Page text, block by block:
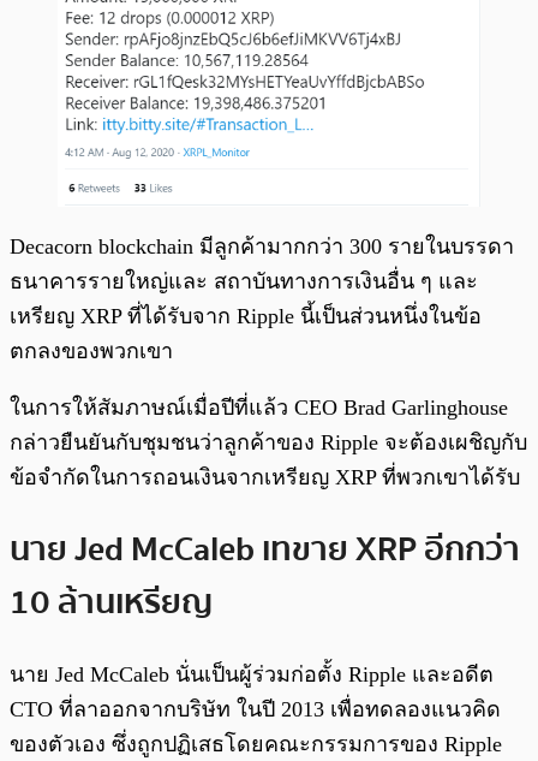
Decacorn blockchain มีลูกค้ามากกว่า 300 รายในบรรดา
ธนาคารรายใหญ่และ สถาบันทางการเงินอื่น ๆ และ
เหรียญ XRP ที่ได้รับจาก Ripple นี้เป็นส่วนหนึ่งในข้อ
ตกลงของพวกเขา
ในการให้สัมภาษณ์เมื่อปีที่แล้ว CEO Brad Garlinghouse
กล่าวยืนยันกับชุมชนว่าลูกค้าของ Ripple จะต้องเผชิญกับ
ข้อจำกัดในการถอนเงินจากเหรียญ XRP ที่พวกเขาได้รับ
นาย Jed McCaleb เทขาย XRP อีกกว่า
10 ล้านเหรียญ
นาย Jed McCaleb นั่นเป็นผู้ร่วมก่อตั้ง Ripple และอดีต
CTO ที่ลาออกจากบริษัท ในปี 2013 เพื่อทดลองแนวคิด
ของตัวเอง ซึ่งถูกปฏิเสธโดยคณะกรรมการของ Ripple